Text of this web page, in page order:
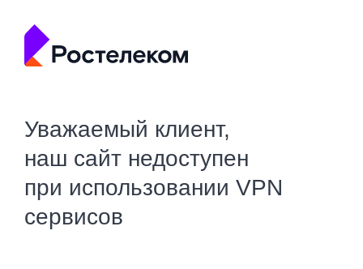
Уважаемый клиент,
наш сайт недоступен
при использовании VPN
сервисов